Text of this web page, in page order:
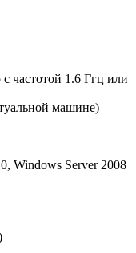
частотой 1.6 Ггц или
машине)
Windows Server 2008